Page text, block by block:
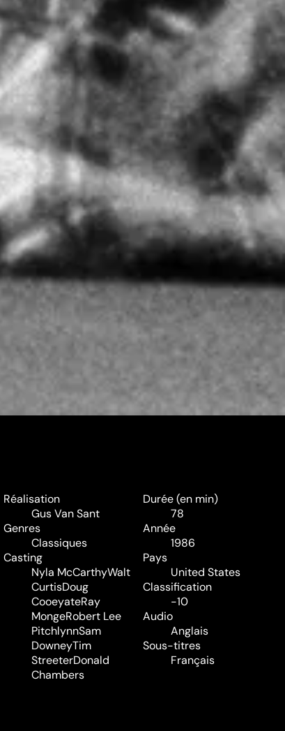
Réalisation
Gus Van Sant
Genres
Classiques
Casting
Nyla McCarthyWalt
CurtisDoug
CooeyateRay
MongeRobert Lee
PitchlynnSam
DowneyTim
StreeterDonald
Chambers
Durée (en min)
78
Année
1986
Pays
United States
Classification
-10
Audio
Anglais
Sous-titres
Français